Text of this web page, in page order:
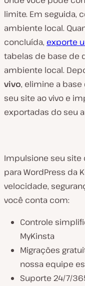
limite. Em seguida,
ambiente local.
concluída, exporte
tabelas de base de
ambiente local.
vivo, elimine a
seu site ao vivo e
exportadas do seu
Impulsione seu site
para WordPress da
velocidade,
você conta com:
Controle
MyKinsta
Migrações
nossa equipe
Suporte 24/7/